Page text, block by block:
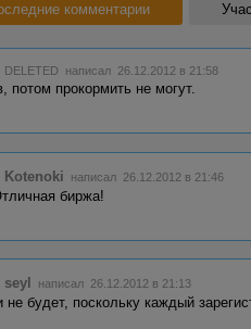
комментарии
DELETED написал 26.12.2012 в 21:58
потом прокормить не могут.
Kotenoki написал 26.12.2012 в 21:46
биржа!
seyl написал 26.12.2012 в 21:13
не будет, поскольку каждый